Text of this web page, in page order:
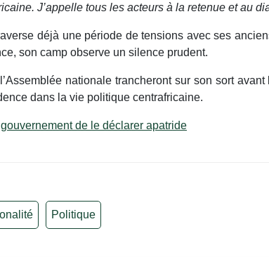
J’appelle tous les acteurs à la retenue et au
déjà une période de tensions avec ses
son camp observe un silence prudent.
nationale trancheront sur son sort
dans la vie politique centrafricaine.
de le déclarer apatride
Politique